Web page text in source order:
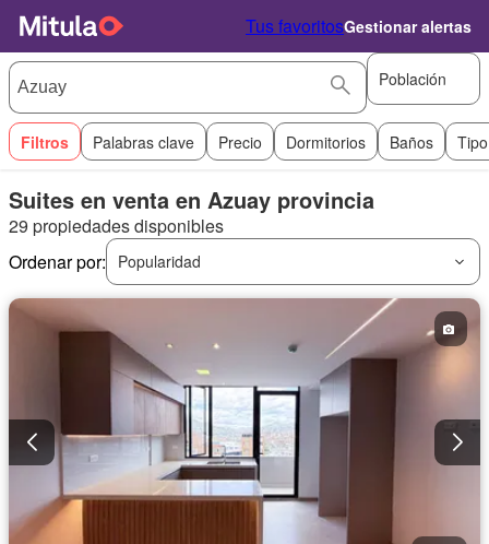
Tus favoritosGestionar alertas
Población
Filtros Palabras clave Precio Dormitorios Baños
Suites en venta en Azuay provincia
29 propiedades disponibles
Ordenar por:
Popularidad